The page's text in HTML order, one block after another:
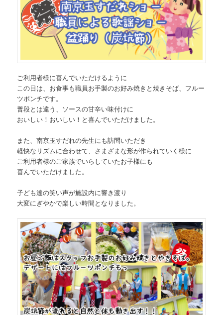
ご利用者様に喜んでいただけるように
この日は、お食事も職員お手製のお好み焼きと焼きそば、フルー
ツポンチです。
普段とは違う、ソースの甘辛い味付けに
おいしい！おいしい！と喜んでいただけました。
また、南京玉すだれの先生にも訪問いただき
軽快なリズムに合わせて、さまざまな形が作られていく様に
ご利用者様のご家族でいらしていたお子様にも
喜んでいただけました。
子ども達の笑い声が施設内に響き渡り
大変にぎやかで楽しい時間となりました。